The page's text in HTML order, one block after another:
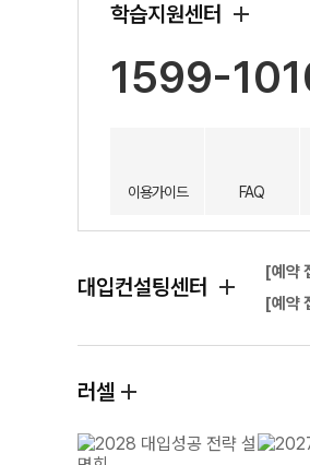
학습지원센터
1599-
이용가이드 FAQ
대입컨설팅센터
[예약
[예약
러셀